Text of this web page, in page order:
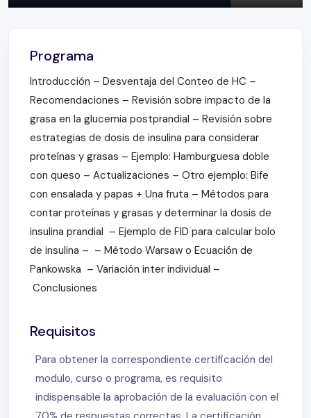
Play Mute Settings
Programa
Introducción – Desventaja del Conteo de HC –
Recomendaciones – Revisión sobre impacto de la
grasa en la glucemia postprandial – Revisión sobre
estrategias de dosis de insulina para considerar
proteínas y grasas – Ejemplo: Hamburguesa doble
con queso – Actualizaciones – Otro ejemplo: Bife
con ensalada y papas + Una fruta – Métodos para
contar proteínas y grasas y determinar la dosis de
insulina prandial – Ejemplo de FID para calcular bolo
de insulina – – Método Warsaw o Ecuación de
Pankowska – Variación inter individual –
Conclusiones
Requisitos
Para obtener la correspondiente certificación del
modulo, curso o programa, es requisito
indispensable la aprobación de la evaluación con el